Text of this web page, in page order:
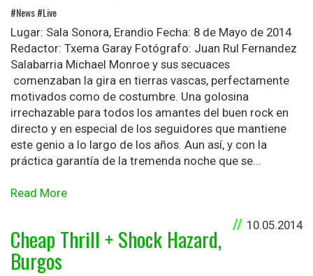
#News #Live
Lugar: Sala Sonora, Erandio Fecha: 8 de Mayo de 2014
Redactor: Txema Garay Fotógrafo: Juan Rul Fernandez
Salabarria Michael Monroe y sus secuaces
comenzaban la gira en tierras vascas, perfectamente
motivados como de costumbre. Una golosina
irrechazable para todos los amantes del buen rock en
directo y en especial de los seguidores que mantiene
este genio a lo largo de los años. Aun así, y con la
práctica garantía de la tremenda noche que se...
Read More
10.05.2014
Cheap Thrill + Shock Hazard,
Burgos